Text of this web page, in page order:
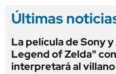
Últimas
La película de Sony
Legend of Zelda"
interpretará al